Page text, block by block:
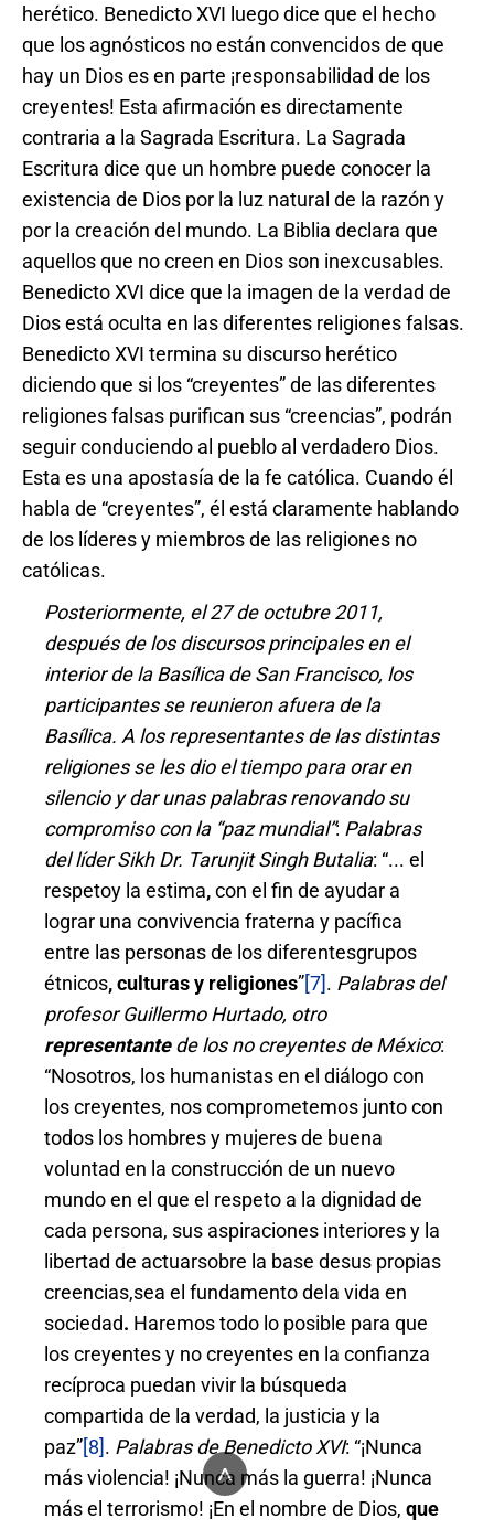
herético. Benedicto XVI luego dice que el hecho
que los agnósticos no están convencidos de que
hay un Dios es en parte ¡responsabilidad de los
creyentes! Esta afirmación es directamente
contraria a la Sagrada Escritura. La Sagrada
Escritura dice que un hombre puede conocer la
existencia de Dios por la luz natural de la razón y
por la creación del mundo. La Biblia declara que
aquellos que no creen en Dios son inexcusables.
Benedicto XVI dice que la imagen de la verdad de
Dios está oculta en las diferentes religiones falsas.
Benedicto XVI termina su discurso herético
diciendo que si los “creyentes” de las diferentes
religiones falsas purifican sus “creencias”, podrán
seguir conduciendo al pueblo al verdadero Dios.
Esta es una apostasía de la fe católica. Cuando él
habla de “creyentes”, él está claramente hablando
de los líderes y miembros de las religiones no
católicas.
Posteriormente, el 27 de octubre 2011,
después de los discursos principales en el
interior de la Basílica de San Francisco, los
participantes se reunieron afuera de la
Basílica. A los representantes de las distintas
religiones se les dio el tiempo para orar en
silencio y dar unas palabras renovando su
compromiso con la “paz mundial”: Palabras
del líder Sikh Dr. Tarunjit Singh Butalia: “... el
respetoy la estima,con el fin de ayudar a
lograr una convivencia fraterna y pacífica
entre las personas de los diferentesgrupos
étnicos, culturas y religiones”[7]. Palabras del
profesorGuillermo Hurtado, otro
representantede los no creyentes de México:
“Nosotros, los humanistas en el diálogo con
los creyentes, nos comprometemos junto con
todos los hombres y mujeres de buena
voluntad en la construcción de un nuevo
mundo en el que el respeto a la dignidad de
cada persona, sus aspiraciones interiores y la
libertad de actuarsobre la base desus propias
creencias,sea el fundamento dela vida en
sociedad. Haremos todo lo posible para que
los creyentes y no creyentes en la confianza
recíproca puedan vivir la búsqueda
compartida de la verdad, la justicia y la
paz”[8]. Palabrasde Benedicto XVI: “¡Nunca
más violencia! ¡Nunca más la guerra! ¡Nunca
más el terrorismo! ¡En el nombre de Dios,que
^